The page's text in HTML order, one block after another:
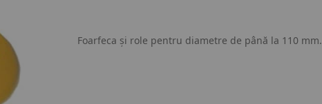
Foarfeca și role pentru diametre de până la 110 mm.